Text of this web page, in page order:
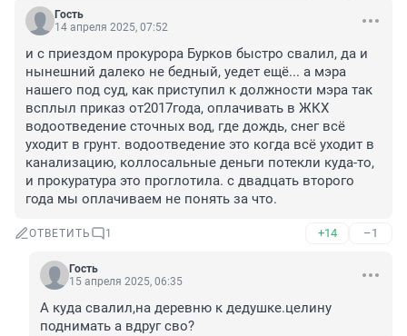
Гость
14 апреля 2025, 07:52
и с приездом прокурора Бурков быстро свалил, да и
нынешний далеко не бедный, уедет ещё... а мэра
нашего под суд, как приступил к должности мэра так
всплыл приказ от2017года, оплачивать в ЖКХ
водоотведение сточных вод, где дождь, снег всё
уходит в грунт. водоотведение это когда всё уходит в
канализацию, коллосальные деньги потекли куда-то,
и прокуратура это проглотила. с двадцать второго
года мы оплачиваем не понять за что.
ОТВЕТИТЬ 1 +14 –1
Гость
15 апреля 2025, 06:35
А куда свалил,на деревню к дедушке.целину
поднимать а вдруг сво?